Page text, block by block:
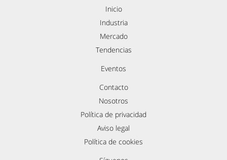
Inicio
Industria
Mercado
Tendencias
Eventos
Contacto
Nosotros
Política de privacidad
Aviso legal
Política de cookies